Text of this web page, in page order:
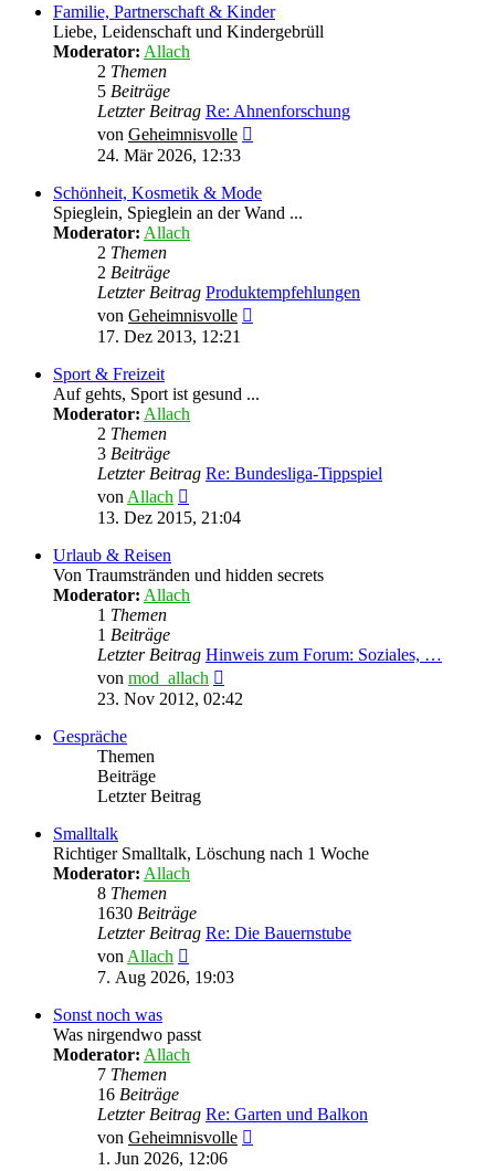
Familie, Partnerschaft & Kinder
Liebe, Leidenschaft und Kindergebrüll
Moderator: Allach
2 Themen
5 Beiträge
Letzter Beitrag Re: Ahnenforschung
von Geheimnisvolle
24. Mär 2026, 12:33
Schönheit, Kosmetik & Mode
Spieglein, Spieglein an der Wand ...
Moderator: Allach
2 Themen
2 Beiträge
Letzter Beitrag Produktempfehlungen
von Geheimnisvolle
17. Dez 2013, 12:21
Sport & Freizeit
Auf gehts, Sport ist gesund ...
Moderator: Allach
2 Themen
3 Beiträge
Letzter Beitrag Re: Bundesliga-Tippspiel
von Allach
Beitrag
13. Dez 2015, 21:04
Urlaub & Reisen
Von Traumstränden und hidden secrets
Moderator: Allach
1 Themen
1 Beiträge
Letzter Beitrag Hinweis zum Forum: Soziales, …
von mod_allach
Beitrag
23. Nov 2012, 02:42
Gespräche
Themen
Beiträge
Letzter Beitrag
Smalltalk
Richtiger Smalltalk, Löschung nach 1 Woche
Moderator: Allach
8 Themen
1630 Beiträge
Letzter Beitrag Re: Die Bauernstube
von Allach
Beitrag
7. Aug 2026, 19:03
Sonst noch was
Was nirgendwo passt
Moderator: Allach
7 Themen
16 Beiträge
Letzter Beitrag Re: Garten und Balkon
von Geheimnisvolle
1. Jun 2026, 12:06